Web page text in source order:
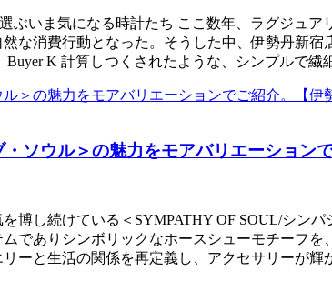
ぶいま気になる時計たち ここ数年、ラグジュ
な消費行動となった。そうした中、伊勢丹新
K 計算しつくされたような、シンプルで
ソウル＞の魅力をモアバリエーション
博し続けている＜SYMPATHY OF SOUL/シン
でありシンボリックなホースシューモチーフ
ーと生活の関係を再定義し、アクセサリーが